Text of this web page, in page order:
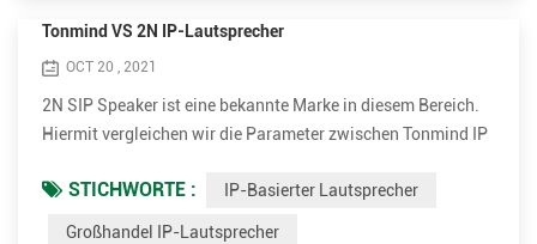
Tonmind VS 2N IP-Lautsprecher
OCT 20 , 2021
2N SIP Speaker ist eine bekannte Marke in diesem Bereich.
Hiermit vergleichen wir die Parameter zwischen Tonmind IP
basierten Lautsprechern. • Unterstützen Sie viel mehr
Codecs für eine bessere Klangqualität, einschließlich
STICHWORTE : IP-Basierter Lautsprecher
Großhandel IP-Lautsprecher